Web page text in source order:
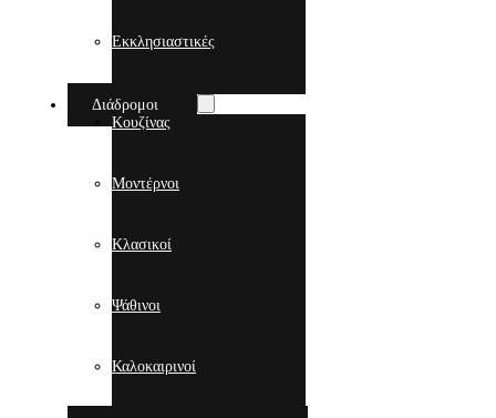
Εκκλησιαστικές
Διάδρομοι
Κουζίνας
Μοντέρνοι
Κλασικοί
Ψάθινοι
Καλοκαιρινοί